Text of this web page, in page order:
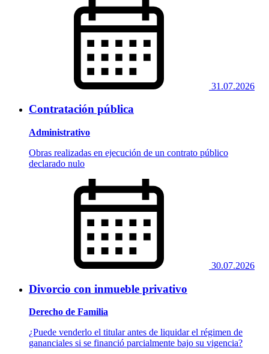
31.07.2026
Contratación pública
Administrativo
Obras realizadas en ejecución de un contrato público
declarado nulo
30.07.2026
Divorcio con inmueble privativo
Derecho de Familia
¿Puede venderlo el titular antes de liquidar el régimen de
gananciales si se financió parcialmente bajo su vigencia?